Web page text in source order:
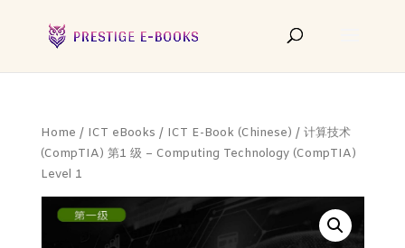
Home / ICT eBooks / ICT E-Book (Chinese) / 计算技术
(CompTIA) 第1 级 – Computing Technology (CompTIA)
Level 1